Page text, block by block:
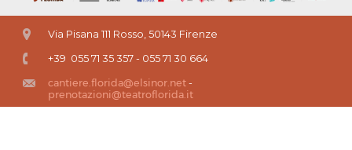
Via Pisana 111 Rosso, 50143 Firenze
+39 055 71 35 357 - 055 71 30 664
cantiere.florida@elsinor.net-
prenotazioni@teatroflorida.it